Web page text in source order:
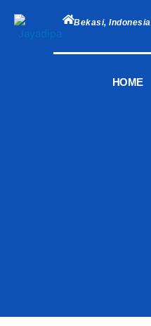
content
Bekasi, Indonesia
HOME